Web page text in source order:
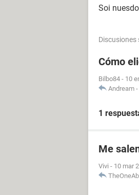
Soi nuesdo
Discusiones
Cómo
Bilbo84 - 10
Andream -
1
Me
Vivi - 10 mar